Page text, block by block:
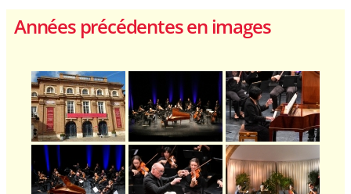
Années précédentes en images